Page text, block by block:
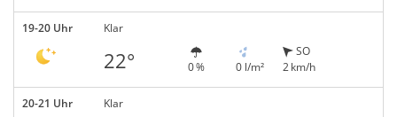
19-20 Uhr Klar
22° 0 % 0 l/m²
SO
2 km/h
20-21 Uhr Klar